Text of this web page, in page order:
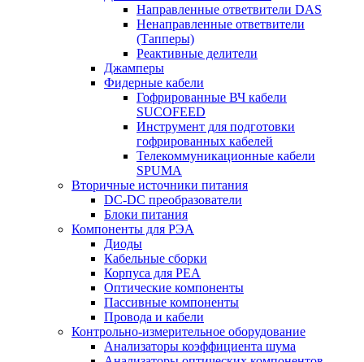
Направленные ответвители DAS
Ненаправленные ответвители
(Тапперы)
Реактивные делители
Джамперы
Фидерные кабели
Гофрированные ВЧ кабели
SUCOFEED
Инструмент для подготовки
гофрированных кабелей
Телекоммуникационные кабели
SPUMA
Вторичные источники питания
DC-DC преобразователи
Блоки питания
Компоненты для РЭА
Диоды
Кабельные сборки
Корпуса для РЕА
Оптические компоненты
Пассивные компоненты
Провода и кабели
Контрольно-измерительное оборудование
Анализаторы коэффициента шума